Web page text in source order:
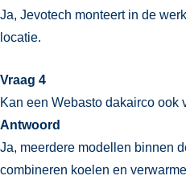
Ja, Jevotech monteert in de
locatie.
Vraag 4
Kan een Webasto dakairco ook
Antwoord
Ja, meerdere modellen binnen
combineren koelen en